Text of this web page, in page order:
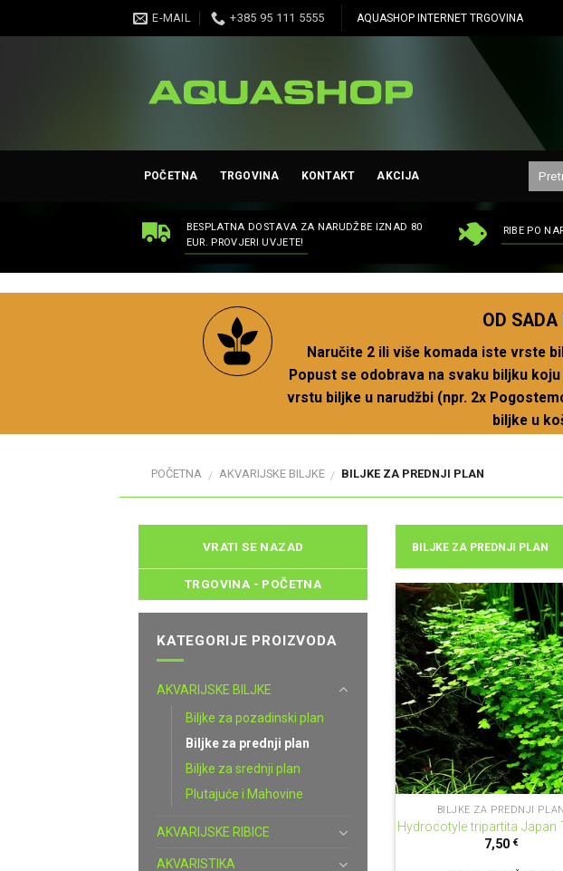
to
E-MAIL +385 95 111 5555 AQUASHOP INTERNET TRGOVINA
POČETNA TRGOVINA KONTAKT AKCIJA
BESPLATNA DOSTAVA ZA NARUDŽBE IZNAD 80
EUR. PROVJERI UVJETE!
RIBE PO
OD
Naručite 2 ili više komada iste vrste
Popust se odobrava na svaku biljku
vrstu biljke u narudžbi (npr. 2x
biljke u
POČETNA / AKVARIJSKE BILJKE / BILJKE ZA PREDNJI PLAN
TRGOVINA - POČETNA
KATEGORIJE PROIZVODA
AKVARIJSKE BILJKE
Biljke za pozadinski plan
Biljke za prednji plan
Biljke za srednji plan
Plutajuće i Mahovine
AKVARIJSKE RIBICE
AKVARISTIKA
BILJKE ZA PREDNJI PLAN
BILJKE ZA PREDNJI PLAN
Hydrocotyle tripartita Japan
7,50 €